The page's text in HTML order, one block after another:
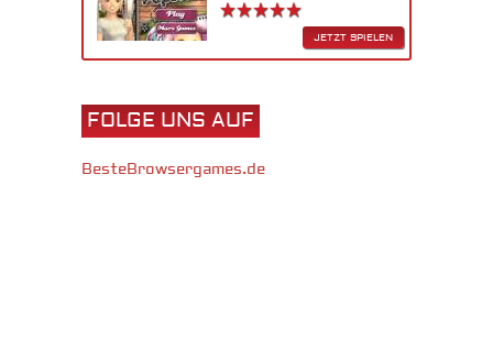
JETZT SPIELEN
FOLGE UNS AUF
BesteBrowsergames.de